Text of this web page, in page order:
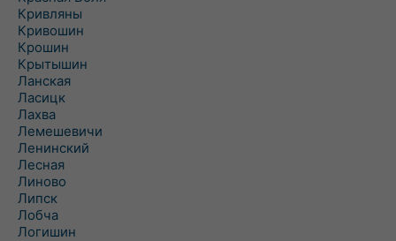
Кривляны
Кривошин
Крошин
Крытышин
Ланская
Ласицк
Лахва
Лемешевичи
Ленинский
Лесная
Линово
Липск
Лобча
Логишин